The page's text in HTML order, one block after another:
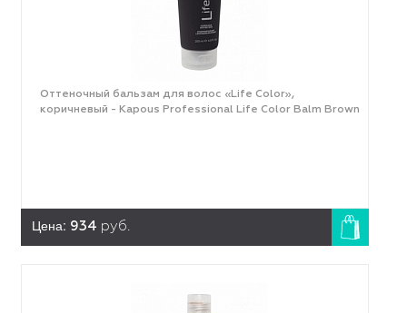
Оттеночный бальзам для волос «Life Color»,
коричневый - Kapous Professional Life Color Balm Brown
Цена: 934 руб.